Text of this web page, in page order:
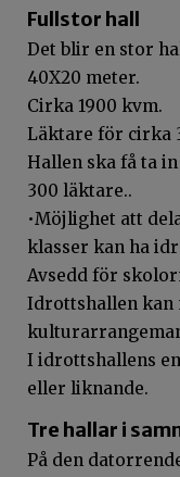
Fullstor hall
Det blir en stor
40X20 meter.
Cirka 1900 kvm.
Läktare för cirka
Hallen ska få ta
300 läktare..
•Möjlighet att
klasser kan ha
Avsedd för
Idrottshallen kan
I idrottshallens
eller liknande.
Tre hallar i
På den